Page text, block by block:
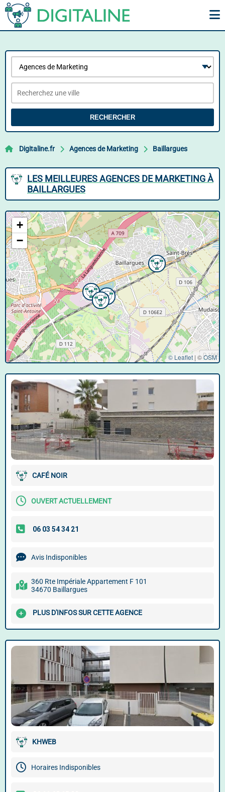
RECHERCHER
Digitaline.fr Agences de Marketing Baillargues
LES MEILLEURES AGENCES DE MARKETING À
BAILLARGUES
+
−
© Leaflet | ©OSM
CAFÉ NOIR
OUVERT ACTUELLEMENT
Avis Indisponibles
360 Rte Impériale Appartement F 101
34670 Baillargues
PLUS D'INFOS SUR CETTE AGENCE
KHWEB
Horaires Indisponibles